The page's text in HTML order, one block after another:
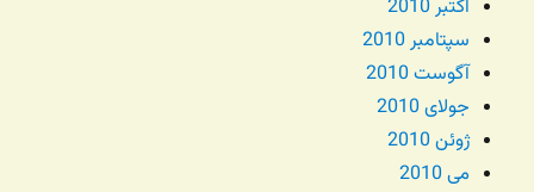
اکتبر 2010
سپتامبر 2010
آگوست 2010
جولای 2010
ژوئن 2010
می 2010